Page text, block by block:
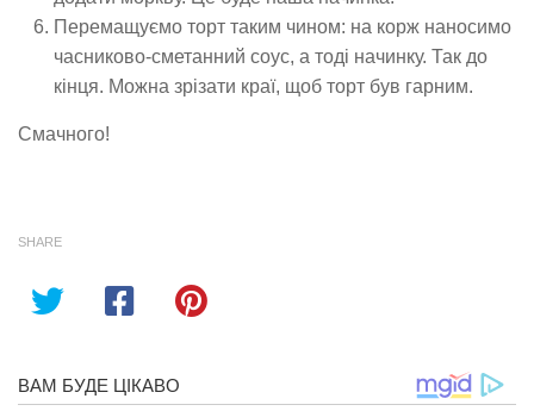
Перемащуємо торт таким чином: на корж наносимо
часниково-сметанний соус, а тоді начинку. Так до
кінця. Можна зрізати краї, щоб торт був гарним.
Смачного!
SHARE